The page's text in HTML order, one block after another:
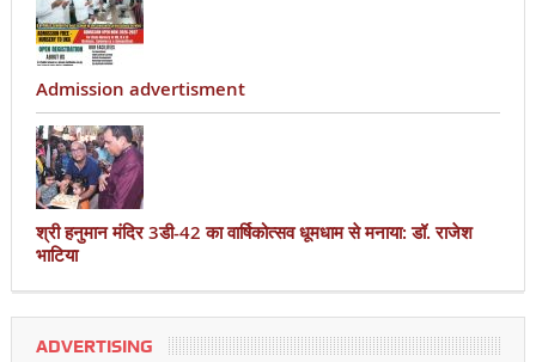
Admission advertisment
श्री हनुमान मंदिर 3डी-42 का वार्षिकोत्सव धूमधाम से मनाया: डॉ. राजेश
भाटिया
ADVERTISING